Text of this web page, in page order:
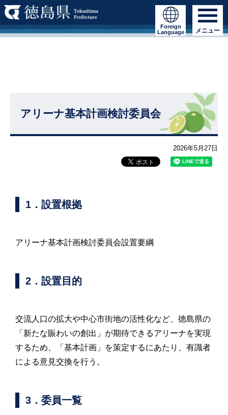
Foreign
Language
メニュー
アリーナ基本計画検討委員会
2026年5月27日
1．設置根拠
アリーナ基本計画検討委員会設置要綱
2．設置目的
交流人口の拡大や中心市街地の活性化など、徳島県の
「新たな賑わいの創出」が期待できるアリーナを実現
するため、「基本計画」を策定するにあたり、有識者
による意見交換を行う。
3．委員一覧